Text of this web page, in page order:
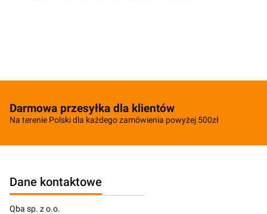
Darmowa przesyłka dla klientów
Na terenie Polski dla każdego zamówienia powyżej 500zł
Dane kontaktowe
Qba sp. z o.o.